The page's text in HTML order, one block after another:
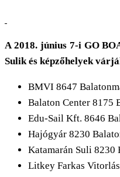
A 2018. június 7-i GO
Sulik és képzőhelyek
BMVI 8647
Balaton Center 8175
Edu-Sail Kft. 8646
Hajógyár 8230
Katamarán Suli 8230
Litkey Farkas